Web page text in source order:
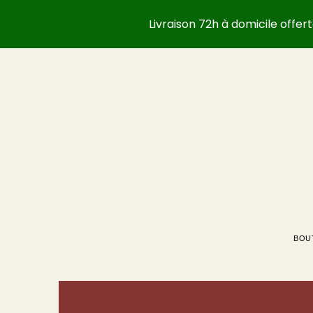
Livraison 72h à domicile